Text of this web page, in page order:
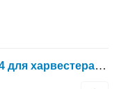
Гидравлический ротатор 0071784 для харвестера Ponsse Scorpion